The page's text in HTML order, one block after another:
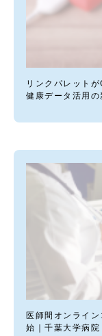
リンクパレット
健康データ活用
医師間オンライ
始｜千葉大学病